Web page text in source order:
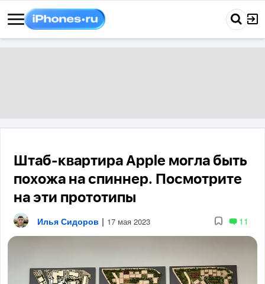
Штаб-квартира Apple могла быть
похожа на спиннер. Посмотрите
на эти прототипы
Илья Сидоров | 17 мая 2023 11